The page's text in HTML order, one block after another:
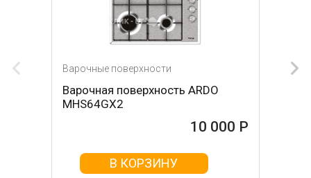
Варочные поверхности
Варочная поверхность ARDO
MHS64GX2
10 000 Р
В КОРЗИНУ
Варочные поверхности
Варочная поверхность KRONA
Hagel 60 WH W
10 000 Р
В КОРЗИНУ